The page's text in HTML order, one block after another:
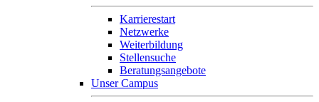
Karrierestart
Netzwerke
Weiterbildung
Stellensuche
Beratungsangebote
Unser Campus